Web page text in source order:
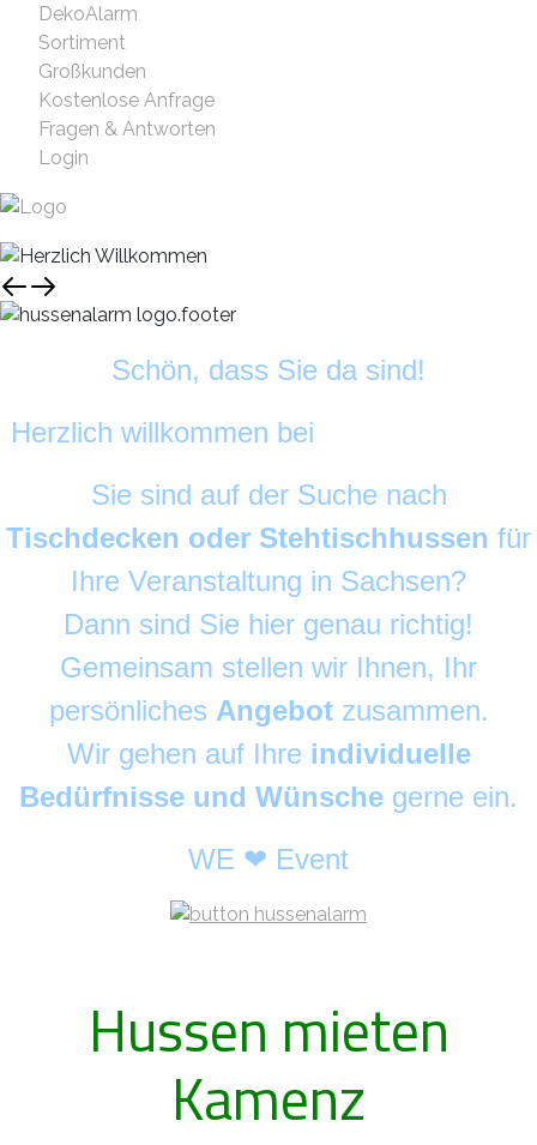
DekoAlarm
Sortiment
Großkunden
Kostenlose Anfrage
Fragen & Antworten
Login
Schön, dass Sie da sind!
Herzlich willkommen bei
Sie sind auf der Suche nach
Tischdecken oder Stehtischhussen für
Ihre Veranstaltung in Sachsen?
Dann sind Sie hier genau richtig!
Gemeinsam stellen wir Ihnen, Ihr
persönliches Angebot zusammen.
Wir gehen auf Ihre individuelle
Bedürfnisse und Wünsche gerne ein.
WE ❤ Event
Hussen mieten
Kamenz